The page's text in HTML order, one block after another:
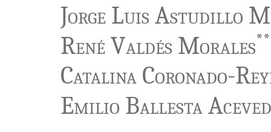
Jorge Luis Astudillo
René Valdés Morales**
Catalina Coronado-
Emilio Ballesta